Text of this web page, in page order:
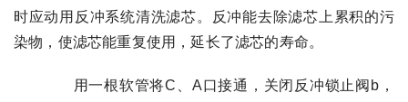
时应动用反冲系统清洗滤芯。反冲能去除滤芯上累积的污
染物，使滤芯能重复使用，延长了滤芯的寿命。
用一根软管将C、A口接通，关闭反冲锁止阀b，